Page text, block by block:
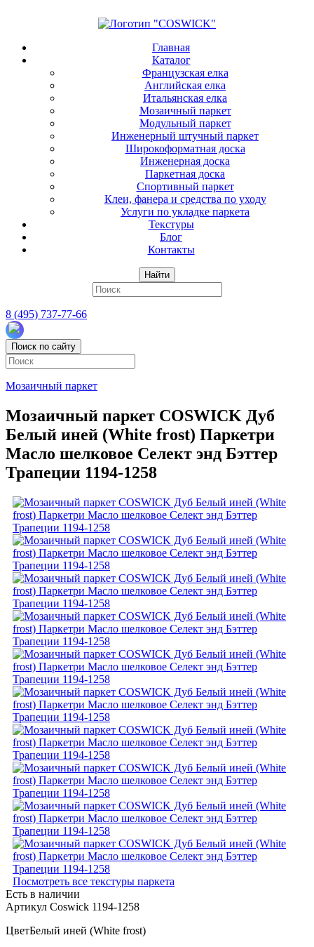
Главная
Каталог
Французская елка
Английская елка
Итальянская елка
Мозаичный паркет
Модульный паркет
Инженерный штучный паркет
Широкоформатная доска
Инженерная доска
Паркетная доска
Спортивный паркет
Клеи, фанера и средства по уходу
Услуги по укладке паркета
Текстуры
Блог
Контакты
Найти
8 (495) 737-77-66
Поиск по сайту
Мозаичный паркет
Мозаичный паркет COSWICK Дуб
Белый иней (White frost) Паркетри
Масло шелковое Селект энд Бэттер
Трапеции 1194-1258
Посмотреть все текстуры паркета
Есть в наличии
Артикул Coswick 1194-1258
ЦветБелый иней (White frost)